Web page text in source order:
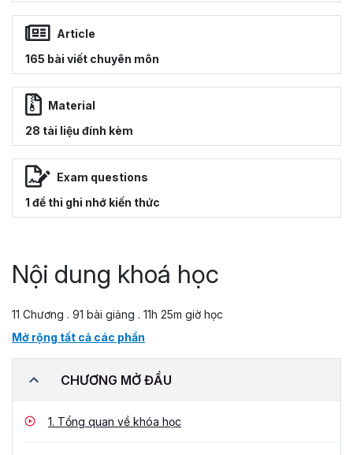
Article
165 bài viết chuyên môn
Material
28 tài liệu đính kèm
Exam questions
1 đề thi ghi nhớ kiến thức
Nội dung khoá học
11 Chương . 91 bài giảng . 11h 25m giờ học
Mở rộng tất cả các phần
CHƯƠNG MỞ ĐẦU
1. Tổng quan về khóa học